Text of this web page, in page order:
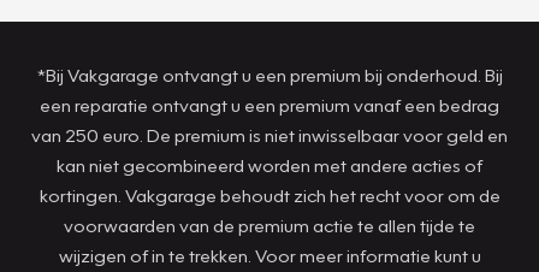
*Bij Vakgarage ontvangt u een premium bij onderhoud. Bij
een reparatie ontvangt u een premium vanaf een bedrag
van 250 euro. De premium is niet inwisselbaar voor geld en
kan niet gecombineerd worden met andere acties of
kortingen. Vakgarage behoudt zich het recht voor om de
voorwaarden van de premium actie te allen tijde te
wijzigen of in te trekken. Voor meer informatie kunt u